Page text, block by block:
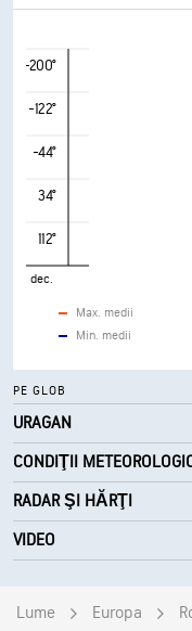
-200°
-122°
-44°
34°
112°
dec.
Max. medii
Min. medii
PE GLOB
URAGAN
CONDIŢII
RADAR ŞI HĂRŢI
VIDEO
Lume Europa